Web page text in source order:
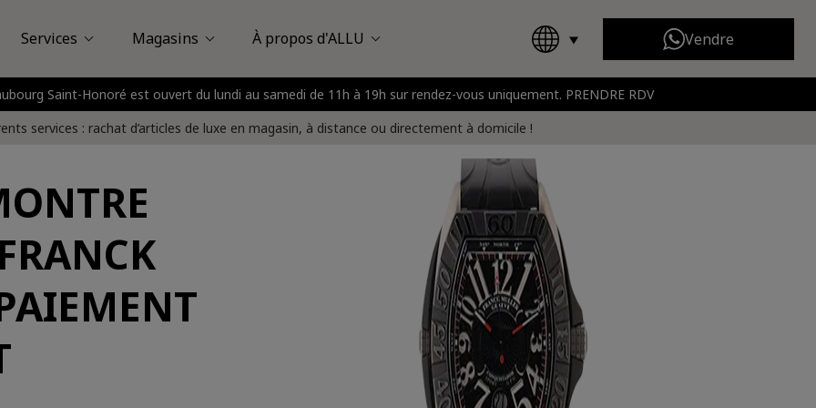
Vendre
À propos d'ALLU
À propos d'ALLU Avis des clients FAQ Presse
Magasins
Plaza Saint-Honoré Nice Boulogne - Billancourt
Louis Vuitton Chanel Toutes les marques
Services
Vente en magasin Vente à domicile Vente à distance
Saint-Honoré est ouvert du lundi au samedi de 11h à 19h sur rendez-vous uniquement. PRENDRE RDV
services : rachat d’articles de luxe en magasin, à distance ou directement à domicile !